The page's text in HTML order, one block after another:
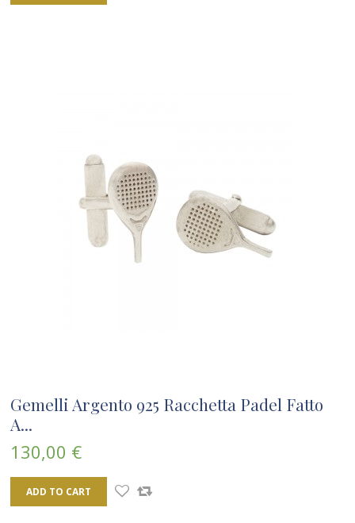
Gemelli Argento 925 Racchetta Padel Fatto
A...
130,00 €
ADD TO CART